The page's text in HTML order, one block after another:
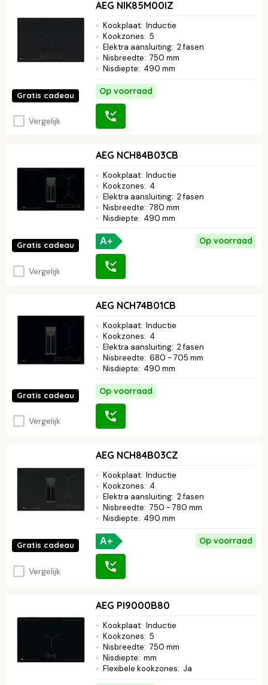
Gratis cadeau
Vergelijk
AEG NIK85M00IZ
Kookplaat: Inductie
Kookzones: 5
Elektra aansluiting: 2 fasen
Nisbreedte: 750 mm
Nisdiepte: 490 mm
Op voorraad
Gratis cadeau
Vergelijk
AEG NCH84B03CB
Kookplaat: Inductie
Kookzones: 4
Elektra aansluiting: 2 fasen
Nisbreedte: 780 mm
Nisdiepte: 490 mm
A+ Op voorraad
Gratis cadeau
Vergelijk
AEG NCH74B01CB
Kookplaat: Inductie
Kookzones: 4
Elektra aansluiting: 2 fasen
Nisbreedte: 680 - 705 mm
Nisdiepte: 490 mm
Op voorraad
Gratis cadeau
Vergelijk
AEG NCH84B03CZ
Kookplaat: Inductie
Kookzones: 4
Elektra aansluiting: 2 fasen
Nisbreedte: 750 - 780 mm
Nisdiepte: 490 mm
A+ Op voorraad
AEG PI9000B80
Kookplaat: Inductie
Kookzones: 5
Nisbreedte: 750 mm
Nisdiepte: mm
Flexibele kookzones: Ja